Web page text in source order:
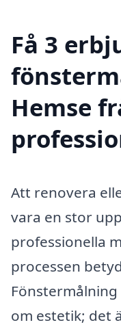
Få 3
Hemse
Att renovera
vara en stor
professionella
processen
om estetik; det